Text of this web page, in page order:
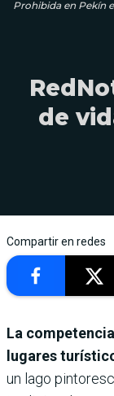
Prohibida en Pekín
de
Compartir en redes
La
lugares
un lago